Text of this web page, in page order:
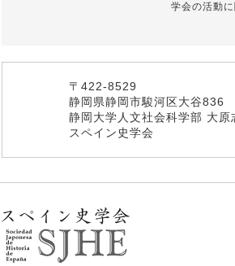
学会の活動
〒422-8529
静岡県静岡市駿河区大谷836
静岡大学人文社会科学部 大原
スペイン史学会